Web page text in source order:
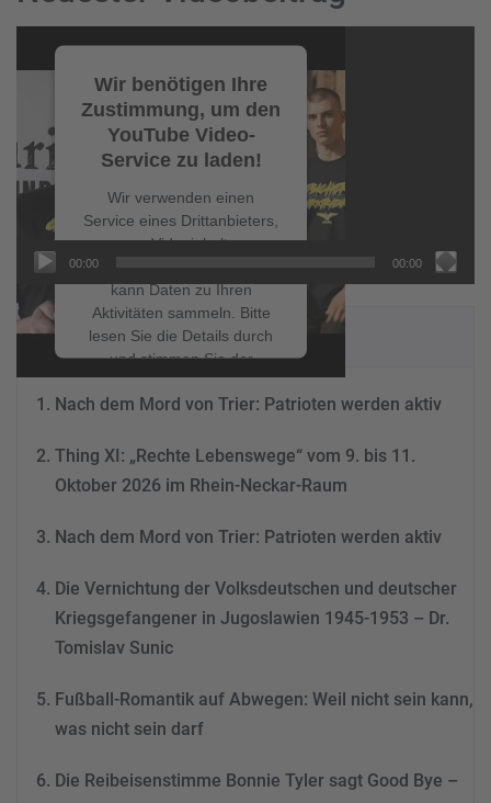
Player
Wir benötigen Ihre
Zustimmung, um den
YouTube Video-
Service zu laden!
Wir verwenden einen
Service eines Drittanbieters,
um Videoinhalte
einzubetten. Dieser Service
kann Daten zu Ihren
Aktivitäten sammeln. Bitte
lesen Sie die Details durch
und stimmen Sie der
Nutzung des Service zu, um
dieses Video anzusehen.
Mehr Informationen
Consent Management
&
00:00 00:00
NEUESTE BEITRÄGE
Nach dem Mord von Trier: Patrioten werden aktiv
Thing XI: „Rechte Lebenswege“ vom 9. bis 11.
Oktober 2026 im Rhein-Neckar-Raum
Nach dem Mord von Trier: Patrioten werden aktiv
Die Vernichtung der Volksdeutschen und deutscher
Kriegsgefangener in Jugoslawien 1945-1953 – Dr.
Tomislav Sunic
Fußball-Romantik auf Abwegen: Weil nicht sein kann,
was nicht sein darf
Die Reibeisenstimme Bonnie Tyler sagt Good Bye –